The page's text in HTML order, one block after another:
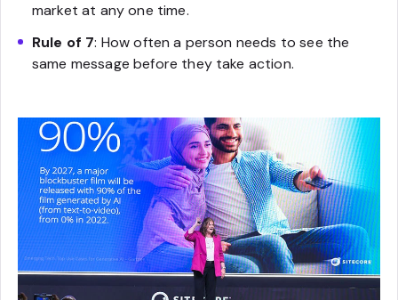
market at any one time.
Rule of 7: How often a person needs to see the
same message before they take action.